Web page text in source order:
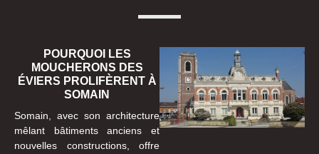
POURQUOI LES
MOUCHERONS DES
ÉVIERS PROLIFÈRENT À
SOMAIN
Somain, avec son architecture
mêlant bâtiments anciens et
nouvelles constructions, offre